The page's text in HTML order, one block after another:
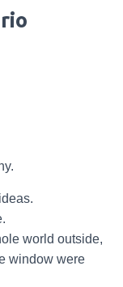
world outside,
window were